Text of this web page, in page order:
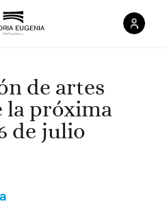
de artes
la próxima
de julio